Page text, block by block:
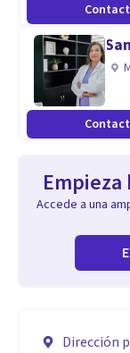
Accede a una
Dirección